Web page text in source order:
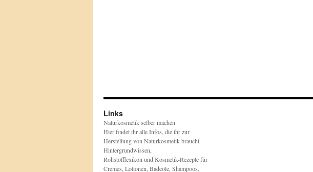
Links
Naturkosmetik selber machen
Hier findet ihr alle Infos, die ihr zur
Herstellung von Naturkosmetik braucht.
Hintergrundwissen,
Rohstofflexikon und Kosmetik-Rezepte für
Cremes, Lotionen, Badeöle, Shampoos,